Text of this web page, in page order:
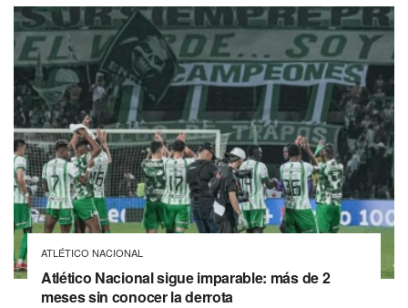
ATLÉTICO NACIONAL
Atlético Nacional sigue imparable: más de 2
meses sin conocer la derrota